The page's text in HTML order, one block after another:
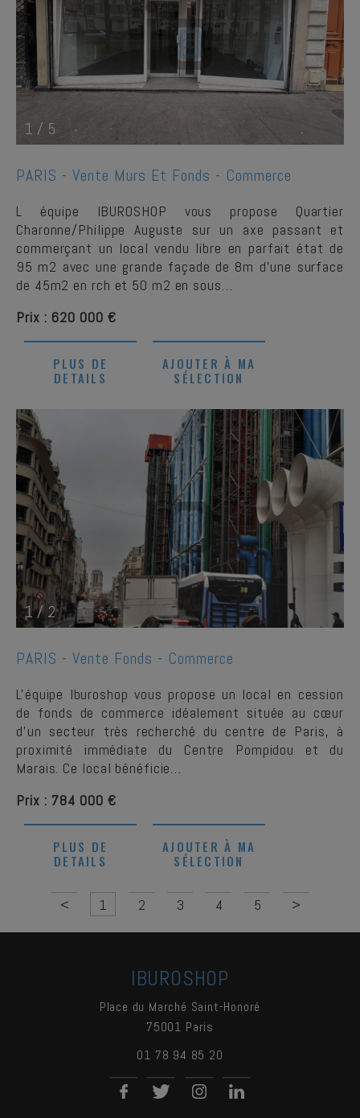
1 / 5
PARIS - Vente Murs Et Fonds - Commerce
L équipe IBUROSHOP vous propose Quartier
Charonne/Philippe Auguste sur un axe passant et
commerçant un local vendu libre en parfait état de
95 m2 avec une grande façade de 8m d'une surface
de 45m2 en rch et 50 m2 en sous…
Prix : 620 000 €
PLUS DE
DETAILS
AJOUTER À MA
SÉLECTION
1/2
PARIS - Vente Fonds - Commerce
L'équipe Iburoshop vous propose un local en cession
de fonds de commerce idéalement située au cœur
d’un secteur très recherché du centre de Paris, à
proximité immédiate du Centre Pompidou et du
Marais. Ce local bénéficie…
Prix : 784 000 €
PLUS DE
DETAILS
AJOUTER À MA
SÉLECTION
< 1 2 3 4 5 >
IBUROSHOP
Place du Marché Saint-Honoré
75001 Paris
01 78 94 85 20